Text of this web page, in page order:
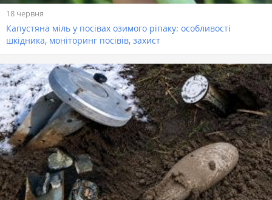
18 червня
Капустяна міль у посівах озимого ріпаку: особливості
шкідника, моніторинг посівів, захист